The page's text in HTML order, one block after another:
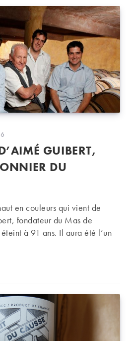
GUIBERT,
DU
en couleurs qui vient de
fondateur du Mas de
à 91 ans. Il aura été l’un
d’Aimé Guibert, artisan et pionnier du